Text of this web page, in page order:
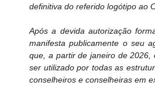
definitiva do referido logótipo ao
Após a devida autorização
manifesta publicamente o seu
que, a partir de janeiro de 2026,
ser utilizado por todas as
conselheiros e conselheiras em